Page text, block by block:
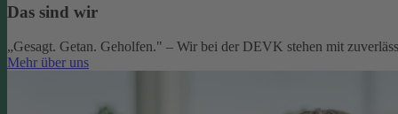
Das sind wir
„Gesagt. Getan. Geholfen." – Wir bei der DEVK stehen mit
Mehr über uns